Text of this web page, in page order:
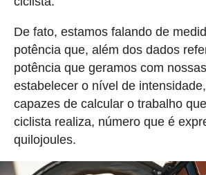
De fato, estamos falando de
potência que, além dos dados
potência que geramos com
estabelecer o nível de
capazes de calcular o trabalho
ciclista realiza, número que é
quilojoules.